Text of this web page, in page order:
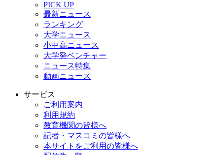
PICK UP
最新ニュース
ランキング
大学ニュース
小中高ニュース
大学発ベンチャー
ニュース特集
動画ニュース
サービス
ご利用案内
利用規約
教育機関の皆様へ
記者・マスコミの皆様へ
本サイトをご利用の皆様へ